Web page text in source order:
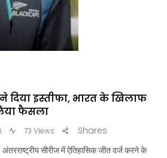
इस्तीफा, भारत के खिलाफ
फैसला
73 Views Shares
सीरीज में ऐतिहासिक जीत दर्ज करने के